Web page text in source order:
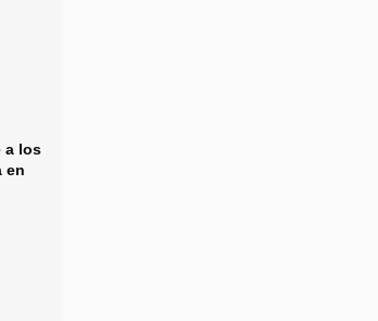
a los
en